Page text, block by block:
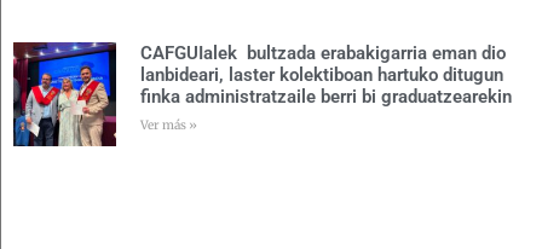
CAFGUIalek bultzada erabakigarria eman dio
lanbideari, laster kolektiboan hartuko ditugun
finka administratzaile berri bi graduatzearekin
Ver más »